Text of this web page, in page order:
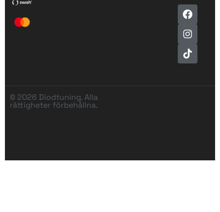
© 2026 Diodtuning. Alla
rättigheter förbehållna.